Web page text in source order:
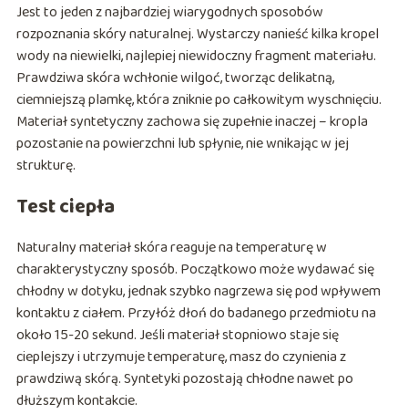
Jest to jeden z najbardziej wiarygodnych sposobów
rozpoznania skóry naturalnej. Wystarczy nanieść kilka kropel
wody na niewielki, najlepiej niewidoczny fragment materiału.
Prawdziwa skóra wchłonie wilgoć, tworząc delikatną,
ciemniejszą plamkę, która zniknie po całkowitym wyschnięciu.
Materiał syntetyczny zachowa się zupełnie inaczej – kropla
pozostanie na powierzchni lub spłynie, nie wnikając w jej
strukturę.
Test ciepła
Naturalny materiał skóra reaguje na temperaturę w
charakterystyczny sposób. Początkowo może wydawać się
chłodny w dotyku, jednak szybko nagrzewa się pod wpływem
kontaktu z ciałem. Przyłóż dłoń do badanego przedmiotu na
około 15-20 sekund. Jeśli materiał stopniowo staje się
cieplejszy i utrzymuje temperaturę, masz do czynienia z
prawdziwą skórą. Syntetyki pozostają chłodne nawet po
dłuższym kontakcie.